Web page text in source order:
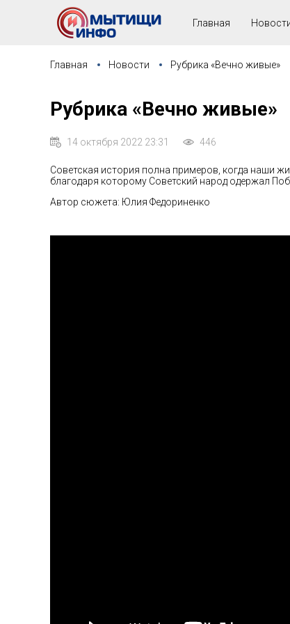
Главная
Главная Новости Рубрика «Вечно живые»
Рубрика «Вечно живые»
14 октября 2022 23:31 446
Советская история полна примеров, когда наши
благодаря которому Советский народ одержал
Автор сюжета: Юлия Федориненко